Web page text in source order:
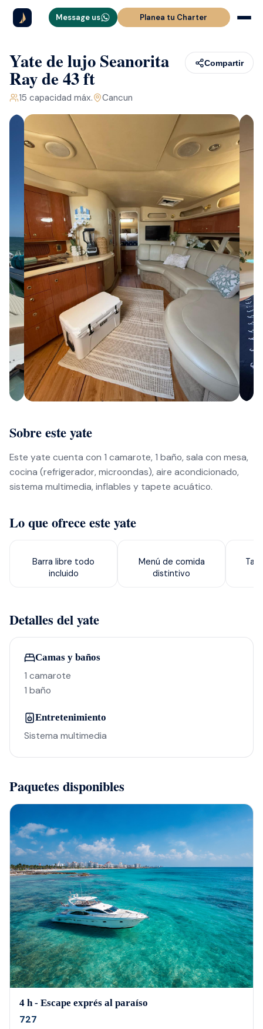
Message us Planea tu Charter
Yate de lujo Seanorita
Ray de 43 ft
15 capacidad máx. Cancun
Compartir
Sobre este yate
Este yate cuenta con 1 camarote, 1 baño, sala con mesa,
cocina (refrigerador, microondas), aire acondicionado,
sistema multimedia, inflables y tapete acuático.
Lo que ofrece este yate
Barra libre todo
incluido
Menú de comida
distintivo
Detalles del yate
Camas y baños
1 camarote
1 baño
Entretenimiento
Sistema multimedia
Paquetes disponibles
4 h - Escape exprés al paraíso
727